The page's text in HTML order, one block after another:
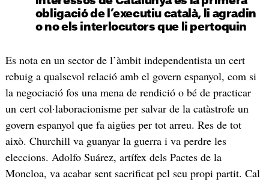
obligació de l’executiu català, li agradin
o no els interlocutors que li pertoquin
Es nota en un sector de l’àmbit independentista un cert
rebuig a qualsevol relació amb el govern espanyol, com si
la negociació fos una mena de rendició o bé de practicar
un cert col·laboracionisme per salvar de la catàstrofe un
govern espanyol que fa aigües per tot arreu. Res de tot
això. Churchill va guanyar la guerra i va perdre les
eleccions. Adolfo Suárez, artífex dels Pactes de la
Moncloa, va acabar sent sacrificat pel seu propi partit. Cal